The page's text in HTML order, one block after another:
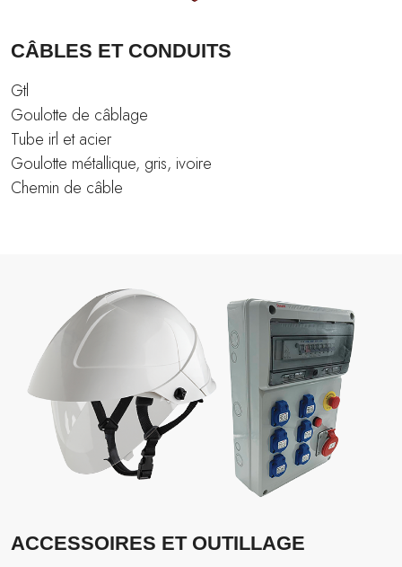
CÂBLES ET CONDUITS
Gtl
Goulotte de câblage
Tube irl et acier
Goulotte métallique, gris, ivoire
Chemin de câble
ACCESSOIRES ET OUTILLAGE